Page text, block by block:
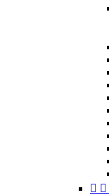
 